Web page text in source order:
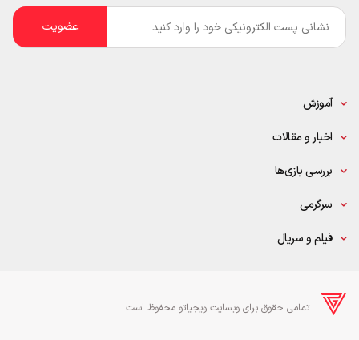
ایمیل
آموزش
اخبار و مقالات
بررسی بازی‌ها
سرگرمی
فیلم و سریال
تمامی حقوق برای وبسایت ویجیاتو محفوظ است.